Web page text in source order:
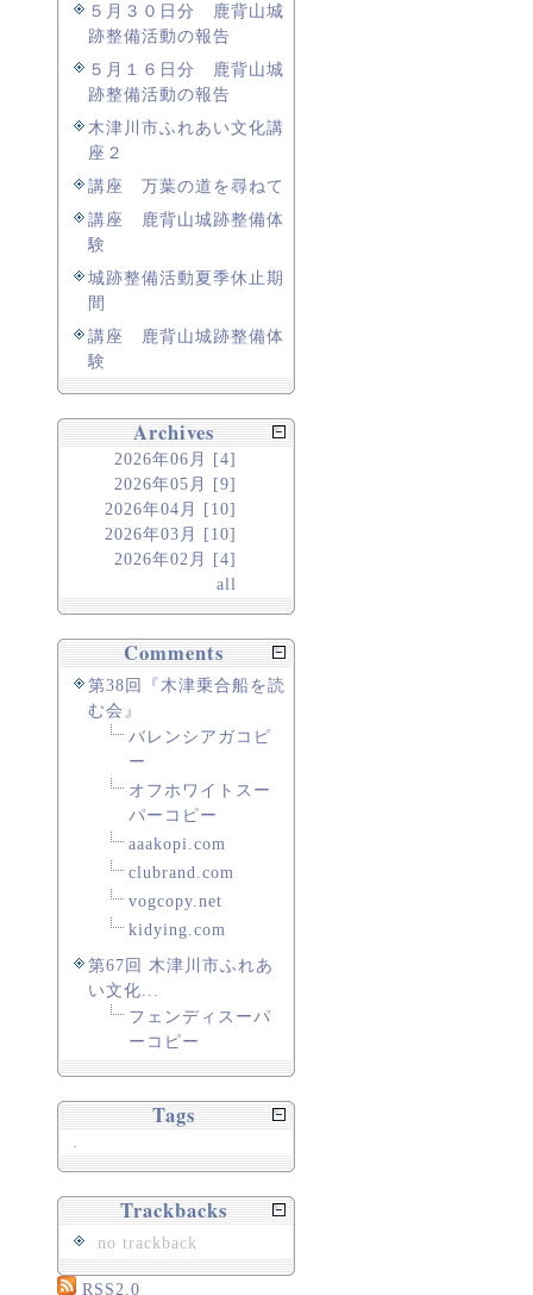
５月３０日分 鹿背山城
跡整備活動の報告
５月１６日分 鹿背山城
跡整備活動の報告
木津川市ふれあい文化講
座２
講座 万葉の道を尋ねて
講座 鹿背山城跡整備体
験
城跡整備活動夏季休止期
間
講座 鹿背山城跡整備体
験
Archives
2026年06月 [4]
2026年05月 [9]
2026年04月 [10]
2026年03月 [10]
2026年02月 [4]
all
Comments
第38回『木津乗合船を読
む会』
バレンシアガコピ
ー
オフホワイトスー
パーコピー
aaakopi.com
clubrand.com
vogcopy.net
kidying.com
第67回 木津川市ふれあ
い文化...
フェンディスーパ
ーコピー
Tags
Trackbacks
no trackback
RSS2.0